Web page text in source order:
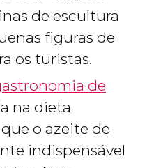
de escultura
figuras de
os turistas.
de
na dieta
o azeite de
indispensável